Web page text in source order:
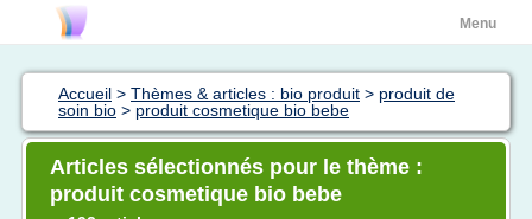
Menu
Accueil > Thèmes & articles : bio produit > produit de
soin bio > produit cosmetique bio bebe
Articles sélectionnés pour le thème :
produit cosmetique bio bebe